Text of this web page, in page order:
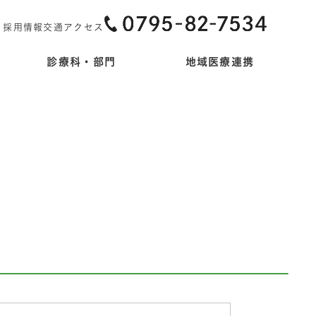
採用情報 交通アクセス
診療科・部門 地域医療連携